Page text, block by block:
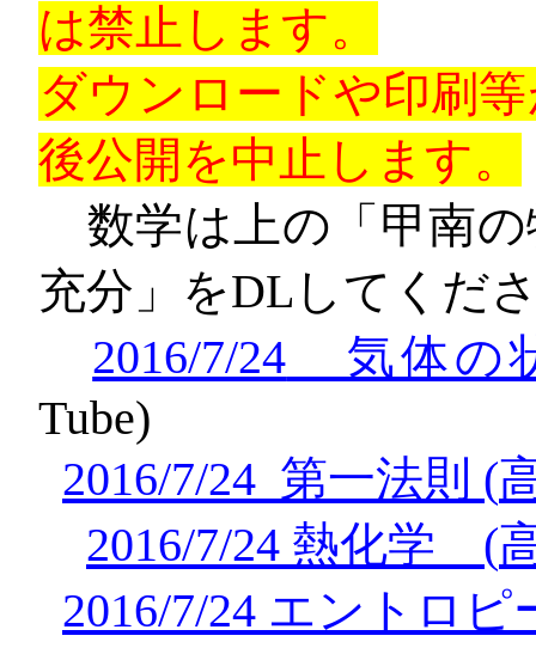
は禁止します。
ダウンロードや印刷
後公開を中止します。
数学は上の「甲南
充分」をDL してくだ
2016/7/24 気体の
Tube)
2016/7/24 第一法則 (
2016/7/24 熱化学 (
2016/7/24 エントロピ